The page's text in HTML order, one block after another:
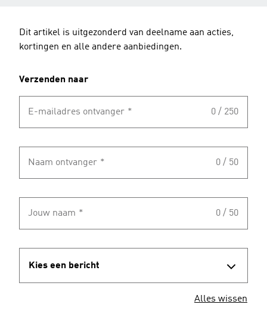
Dit artikel is uitgezonderd van deelname aan acties,
kortingen en alle andere aanbiedingen.
Verzenden naar
E-mailadres ontvanger * 0 / 250
Naam ontvanger * 0 / 50
Jouw naam * 0 / 50
Kies een bericht
Alles wissen